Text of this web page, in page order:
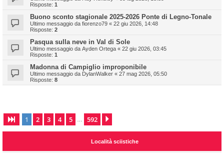
Risposte: 1
Buono sconto stagionale 2025-2026 Ponte di Legno-Tonale
Ultimo messaggio da fiorenzo79 « 22 giu 2026, 14:48
Risposte: 2
Pasqua sulla neve in Val di Sole
Ultimo messaggio da Ayden Ortega « 22 giu 2026, 03:45
Risposte: 1
Madonna di Campiglio improponibile
Ultimo messaggio da DylanWalker « 27 mag 2026, 05:50
Risposte: 8
Pagina di 592
1 2 3 4 5 592
Località sciistiche